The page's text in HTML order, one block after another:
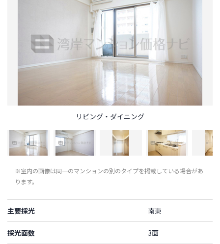
リビング・ダイニング
※室内の画像は同一のマンションの別のタイプを掲載している場合があ
ります。
主要採光 南東
採光面数 3面